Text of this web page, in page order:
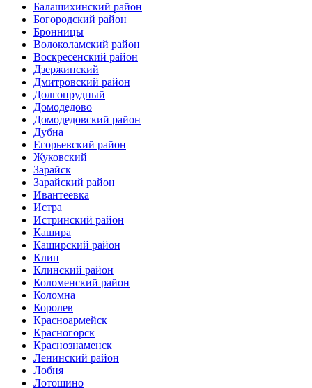
Балашихинский район
Богородский район
Бронницы
Волоколамский район
Воскресенский район
Дзержинский
Дмитровский район
Долгопрудный
Домодедово
Домодедовский район
Дубна
Егорьевский район
Жуковский
Зарайск
Зарайский район
Ивантеевка
Истра
Истринский район
Кашира
Каширский район
Клин
Клинский район
Коломенский район
Коломна
Королев
Красноармейск
Красногорск
Краснознаменск
Ленинский район
Лобня
Лотошино